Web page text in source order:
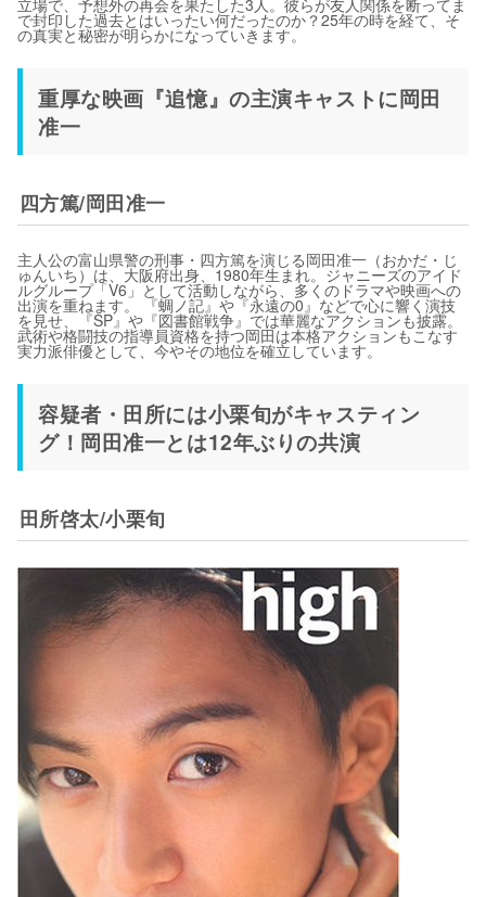
立場で、予想外の再会を果たした3人。彼らが友人関係を断ってま
で封印した過去とはいったい何だったのか？25年の時を経て、そ
の真実と秘密が明らかになっていきます。
重厚な映画『追憶』の主演キャストに岡田
准一
四方篤/岡田准一
主人公の富山県警の刑事・四方篤を演じる岡田准一（おかだ・じ
ゅんいち）は、大阪府出身、1980年生まれ。ジャニーズのアイド
ルグループ「V6」として活動しながら、多くのドラマや映画への
出演を重ねます。 『蜩ノ記』や『永遠の0』などで心に響く演技
を見せ、『SP』や『図書館戦争』では華麗なアクションも披露。
武術や格闘技の指導員資格を持つ岡田は本格アクションもこなす
実力派俳優として、今やその地位を確立しています。
容疑者・田所には小栗旬がキャスティン
グ！岡田准一とは12年ぶりの共演
田所啓太/小栗旬